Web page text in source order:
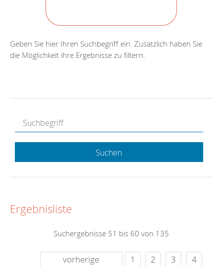
Geben Sie hier Ihren Suchbegriff ein. Zusätzlich haben Sie
die Möglichkeit ihre Ergebnisse zu filtern.
Suchen
Ergebnisliste
Suchergebnisse 51 bis 60 von 135
vorherige 1 2 3
4